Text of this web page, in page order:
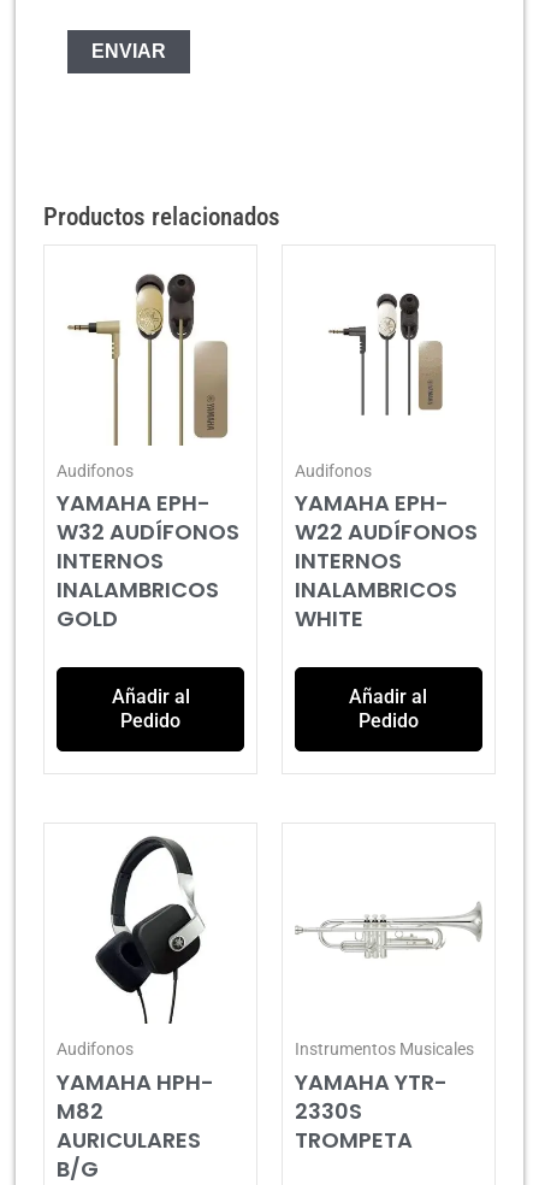
Productos relacionados
Audifonos
YAMAHA EPH-
W32 AUDÍFONOS
INTERNOS
INALAMBRICOS
GOLD
Añadir al
Pedido
Audifonos
YAMAHA EPH-
W22 AUDÍFONOS
INTERNOS
INALAMBRICOS
WHITE
Añadir al
Pedido
Audifonos
YAMAHA HPH-
M82
AURICULARES
B/G
Instrumentos Musicales
YAMAHA YTR-
2330S
TROMPETA